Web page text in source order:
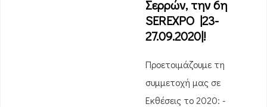
Σερρών, την 6η
SEREXPO |23-
27.09.2020|!
Προετοιμάζουμε τη
συμμετοχή μας σε
Εκθέσεις το 2020: -